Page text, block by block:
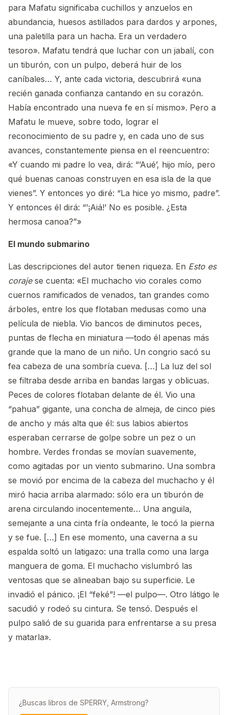
para Mafatu significaba cuchillos y anzuelos en
abundancia, huesos astillados para dardos y arpones,
una paletilla para un hacha. Era un verdadero
tesoro». Mafatu tendrá que luchar con un jabalí, con
un tiburón, con un pulpo, deberá huir de los
caníbales… Y, ante cada victoria, descubrirá «una
recién ganada confianza cantando en su corazón.
Había encontrado una nueva fe en sí mismo». Pero a
Mafatu le mueve, sobre todo, lograr el
reconocimiento de su padre y, en cada uno de sus
avances, constantemente piensa en el reencuentro:
«Y cuando mi padre lo vea, dirá: “’Aué’, hijo mío, pero
qué buenas canoas construyen en esa isla de la que
vienes”. Y entonces yo diré: “La hice yo mismo, padre”.
Y entonces él dirá: “’¡Aiá!’ No es posible. ¿Esta
hermosa canoa?”»
El mundo submarino
Las descripciones del autor tienen riqueza. En Esto es
corajese cuenta: «El muchacho vio corales como
cuernos ramificados de venados, tan grandes como
árboles, entre los que flotaban medusas como una
película de niebla. Vio bancos de diminutos peces,
puntas de flecha en miniatura —todo él apenas más
grande que la mano de un niño. Un congrio sacó su
fea cabeza de una sombría cueva. […] La luz del sol
se filtraba desde arriba en bandas largas y oblicuas.
Peces de colores flotaban delante de él. Vio una
“pahua” gigante, una concha de almeja, de cinco pies
de ancho y más alta que él: sus labios abiertos
esperaban cerrarse de golpe sobre un pez o un
hombre. Verdes frondas se movían suavemente,
como agitadas por un viento submarino. Una sombra
se movió por encima de la cabeza del muchacho y él
miró hacia arriba alarmado: sólo era un tiburón de
arena circulando inocentemente… Una anguila,
semejante a una cinta fría ondeante, le tocó la pierna
y se fue. […] En ese momento, una caverna a su
espalda soltó un latigazo: una tralla como una larga
manguera de goma. El muchacho vislumbró las
ventosas que se alineaban bajo su superficie. Le
invadió el pánico. ¡El “feké”! —el pulpo—. Otro látigo le
sacudió y rodeó su cintura. Se tensó. Después el
pulpo salió de su guarida para enfrentarse a su presa
y matarla».
¿Buscas libros de SPERRY, Armstrong?